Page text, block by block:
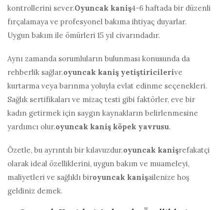
kontrollerini sever.Oyuncak kaniş4-6 haftada bir düzenli
fırçalamaya ve profesyonel bakıma ihtiyaç duyarlar.
Uygun bakım ile ömürleri 15 yıl civarındadır.
Aynı zamanda sorumluların bulunması konusunda da
rehberlik sağlar.oyuncak kaniş yetiştiricilerive
kurtarma veya barınma yoluyla evlat edinme seçenekleri.
Sağlık sertifikaları ve mizaç testi gibi faktörler, eve bir
kadın getirmek için saygın kaynakların belirlenmesine
yardımcı olur.oyuncak kaniş köpek yavrusu.
Özetle, bu ayrıntılı bir kılavuzdur.oyuncak kanişrefakatçi
olarak ideal özelliklerini, uygun bakım ve muameleyi,
maliyetleri ve sağlıklı biroyuncak kanişailenize hoş
geldiniz demek.